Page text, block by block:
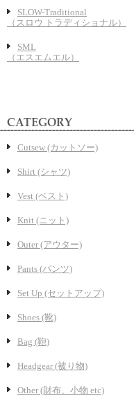
SLOW-Traditional
（スロウ トラディショナル）
SML
（エスエムエル）
Cutsew (カットソー)
Shirt (シャツ)
Vest (ベスト)
Knit (ニット)
Outer (アウター)
Pants (パンツ)
Set Up (セットアップ)
Shoes (靴)
Bag (鞄)
Headgear (被り物)
Other (財布、小物 etc)